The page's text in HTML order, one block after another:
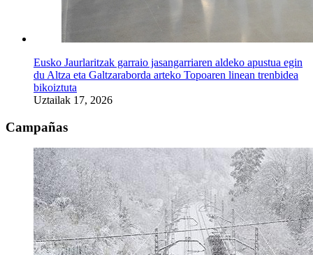
Eusko Jaurlaritzak garraio jasangarriaren aldeko apustua egin
du Altza eta Galtzaraborda arteko Topoaren linean trenbidea
bikoiztuta
Uztailak 17, 2026
Campañas